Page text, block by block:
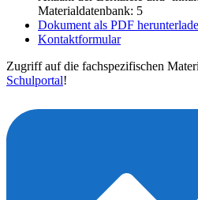
Materialdatenbank: 5
Dokument als PDF
Kontaktformular
Zugriff auf die fachspezifischen
Schulportal!